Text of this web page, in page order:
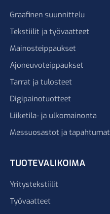
Graafinen suunnittelu
Tekstiilit ja työvaatteet
Mainosteippaukset
Ajoneuvoteippaukset
Tarrat ja tulosteet
Digipainotuotteet
Liiketila- ja ulkomainonta
Messuosastot ja tapahtumat
TUOTEVALIKOIMA
Yritystekstiilit
Työvaatteet